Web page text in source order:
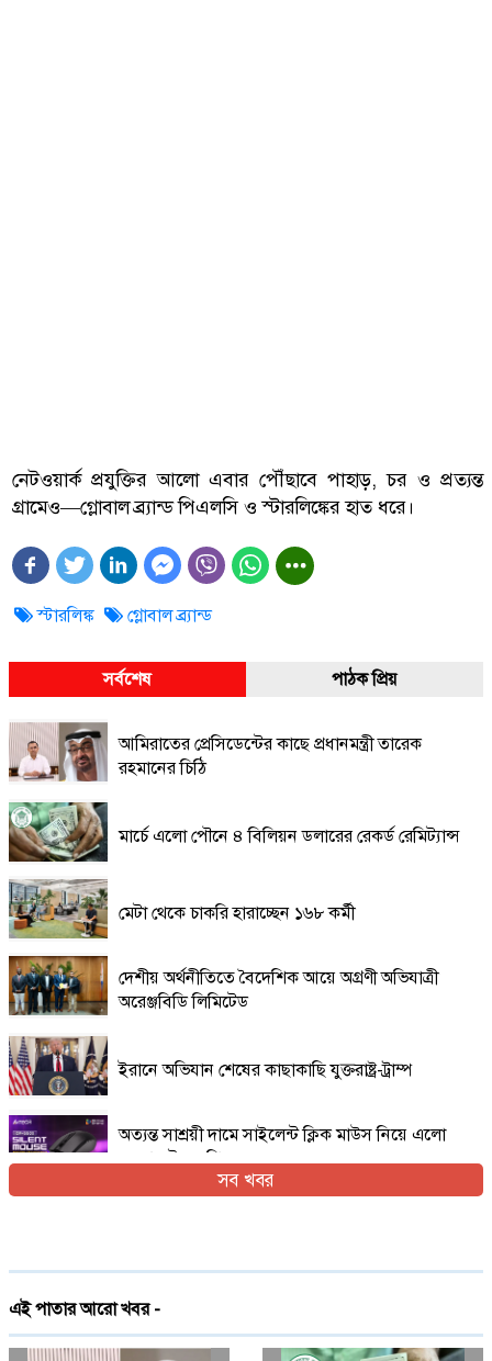
নেটওয়ার্ক প্রযুক্তির আলো এবার পৌঁছাবে পাহাড়, চর ও প্রত্যন্ত
গ্রামেও—গ্লোবাল ব্র্যান্ড পিএলসি ও স্টারলিঙ্কের হাত ধরে।
স্টারলিঙ্ক গ্লোবাল ব্র্যান্ড
সর্বশেষ পাঠক প্রিয়
আমিরাতের প্রেসিডেন্টের কাছে প্রধানমন্ত্রী তারেক
রহমানের চিঠি
মার্চে এলো পৌনে ৪ বিলিয়ন ডলারের রেকর্ড রেমিট্যান্স
মেটা থেকে চাকরি হারাচ্ছেন ১৬৮ কর্মী
দেশীয় অর্থনীতিতে বৈদেশিক আয়ে অগ্রণী অভিযাত্রী
অরেঞ্জবিডি লিমিটেড
ইরানে অভিযান শেষের কাছাকাছি যুক্তরাষ্ট্র-ট্রাম্প
অত্যন্ত সাশ্রয়ী দামে সাইলেন্ট ক্লিক মাউস নিয়ে এলো
এফোরটেক ওপি-৫৫০এস
চালু
সব খবর
এই পাতার আরো খবর -